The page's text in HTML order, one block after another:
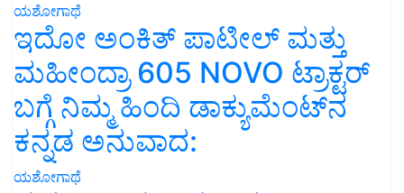
ಯಶೋಗಾಥೆ
ಇದೋ ಅಂಕಿತ್ ಪಾಟೀಲ್ ಮತ್ತು
ಮಹೀಂದ್ರಾ 605 NOVO ಟ್ರಾಕ್ಟರ್
ಬಗ್ಗೆ ನಿಮ್ಮ ಹಿಂದಿ ಡಾಕ್ಯುಮೆಂಟ್‌ನ
ಕನ್ನಡ ಅನುವಾದ:
ಯಶೋಗಾಥೆ